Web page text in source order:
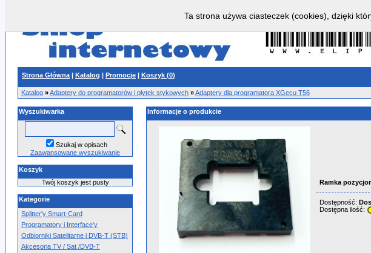
Strona Główna | Katalog | Promocje | Koszyk (0)
Katalog »Adaptery do programatorów i płytek stykowych »Adaptery dla programatora XGecu T56
Wyszukiwarka
Szukaj w opisach
Zaawansowane wyszukiwanie
Koszyk
Twój koszyk jest pusty
Kategorie
Splitter'y Smart-Card
Programatory i Interface'y
Odbiorniki Satelitarne i DVB-T (STB)
Akcesoria TV / Sat /DVB-T
Informacje o produkcie
Ramka
Dostępność:
Dostępna ilość:
Ta strona używa ciasteczek (cookies), dzięki